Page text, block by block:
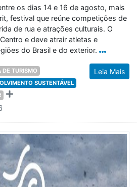
os dias 14 e 16 de agosto, mais
festival que reúne competições de
de rua e atrações culturais. O
e deve atrair atletas e
do Brasil e do exterior.
Leia Mais
DE TURISMO
SUSTENTÁVEL